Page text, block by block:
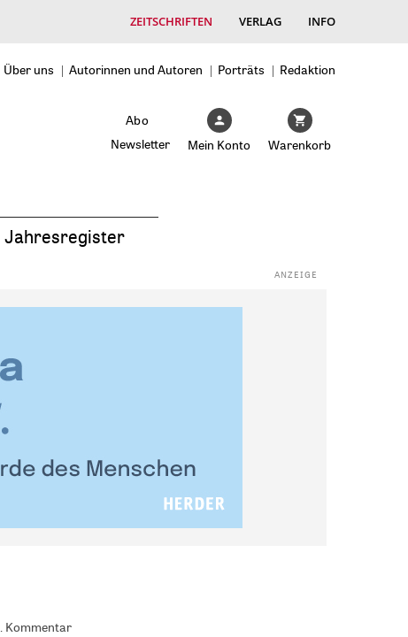
ZEITSCHRIFTEN VERLAG INFO
Über uns Autorinnen und Autoren Porträts
Redaktion
Abo
Newsletter
Mein Konto Warenkorb
Jahresregister
Kommentar